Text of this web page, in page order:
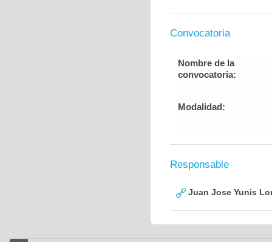
Convocatoria
Nombre de la
convocatoria:
Modalidad:
Responsable
Juan Jose Yunis